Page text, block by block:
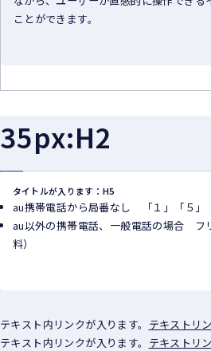
ことができます。
35px:H2
タイトルが入ります：H5
au携帯電話から局番なし 「１」「５」
au以外の携帯電話、一般電話の場合 フ
料）
テキスト内リンクが入ります。 テキストリ
テキスト内リンクが入ります。 テキストリ